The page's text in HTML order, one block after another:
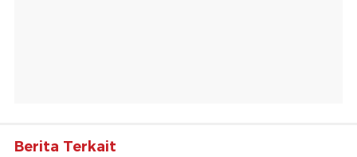
Berita Terkait